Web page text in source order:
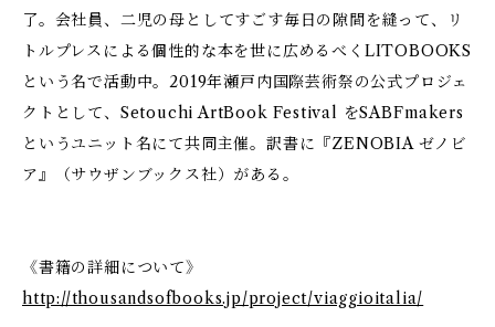
了。会社員、二児の母としてすごす毎日の隙間を縫って、リ
トルプレスによる個性的な本を世に広めるべくLITOBOOKS
という名で活動中。2019年瀬戸内国際芸術祭の公式プロジェ
クトとして、Setouchi ArtBook Festival をSABFmakers
というユニット名にて共同主催。訳書に『ZENOBIA ゼノビ
ア』（サウザンブックス社）がある。
《書籍の詳細について》
http://thousandsofbooks.jp/project/viaggioitalia/